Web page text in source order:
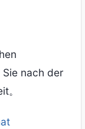
nach der
。